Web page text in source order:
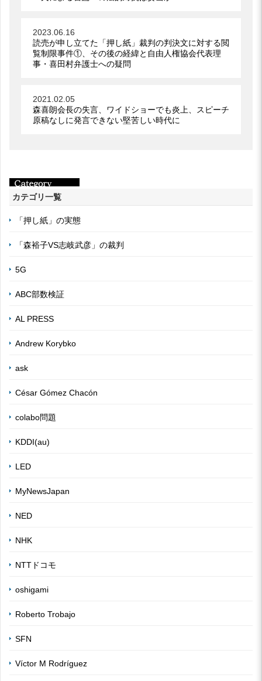
2023.06.16
読売が申し立てた「押し紙」裁判の判決文に対する閲
覧制限事件①、その後の経緯と自由人権協会代表理
事・喜田村弁護士への疑問
2021.02.05
森喜朗会長の失言、ワイドショーでも炎上、スピーチ
原稿なしに発言できない堅苦しい時代に
カテゴリ一覧
「押し紙」の実態
「森裕子VS志岐武彦」の裁判
5G
ABC部数検証
AL PRESS
Andrew Korybko
ask
César Gómez Chacón
colabo問題
KDDI(au)
LED
MyNewsJapan
NED
NHK
NTTドコモ
oshigami
Roberto Trobajo
SFN
Víctor M Rodríguez